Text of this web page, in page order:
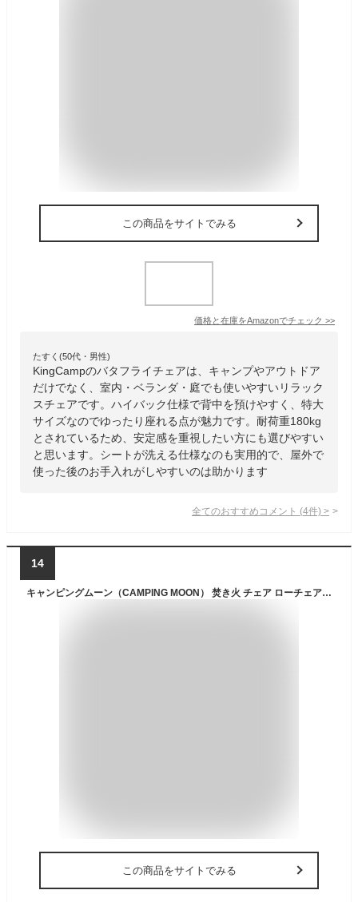
この商品をサイトでみる
価格と在庫をAmazonでチェック >>
たすく(50代・男性)
KingCampのバタフライチェアは、キャンプやアウトドア
だけでなく、室内・ベランダ・庭でも使いやすいリラック
スチェアです。ハイバック仕様で背中を預けやすく、特大
サイズなのでゆったり座れる点が魅力です。耐荷重180kg
とされているため、安定感を重視したい方にも選びやすい
と思います。シートが洗える仕様なのも実用的で、屋外で
使った後のお手入れがしやすいのは助かります
全てのおすすめコメント (4件) >
14
キャンピングムーン（CAMPING MOON） 焚き火 チェア ローチェア ロースタイルチェア 帆布生地 コヨーテ F-1003C-CF
この商品をサイトでみる